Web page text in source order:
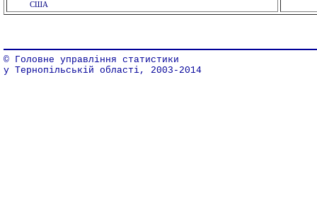
США
© Головне управління статистики
у Тернопільській області, 2003-2014